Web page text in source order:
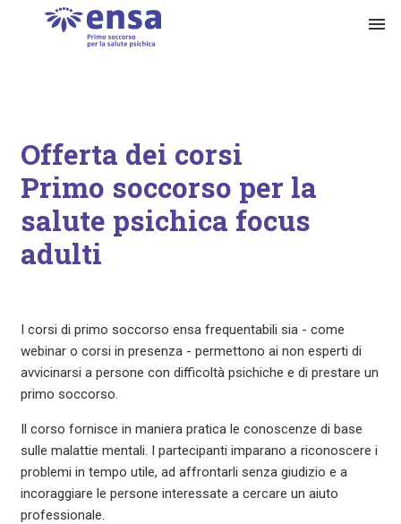
menu
Offerta dei corsi
Primo soccorso per la
salute psichica focus
adulti
I corsi di primo soccorso ensa frequentabili sia - come
webinar o corsi in presenza - permettono ai non esperti di
avvicinarsi a persone con difficoltà psichiche e di prestare un
primo soccorso.
Il corso fornisce in maniera pratica le conoscenze di base
sulle malattie mentali. I partecipanti imparano a riconoscere i
problemi in tempo utile, ad affrontarli senza giudizio e a
incoraggiare le persone interessate a cercare un aiuto
professionale.